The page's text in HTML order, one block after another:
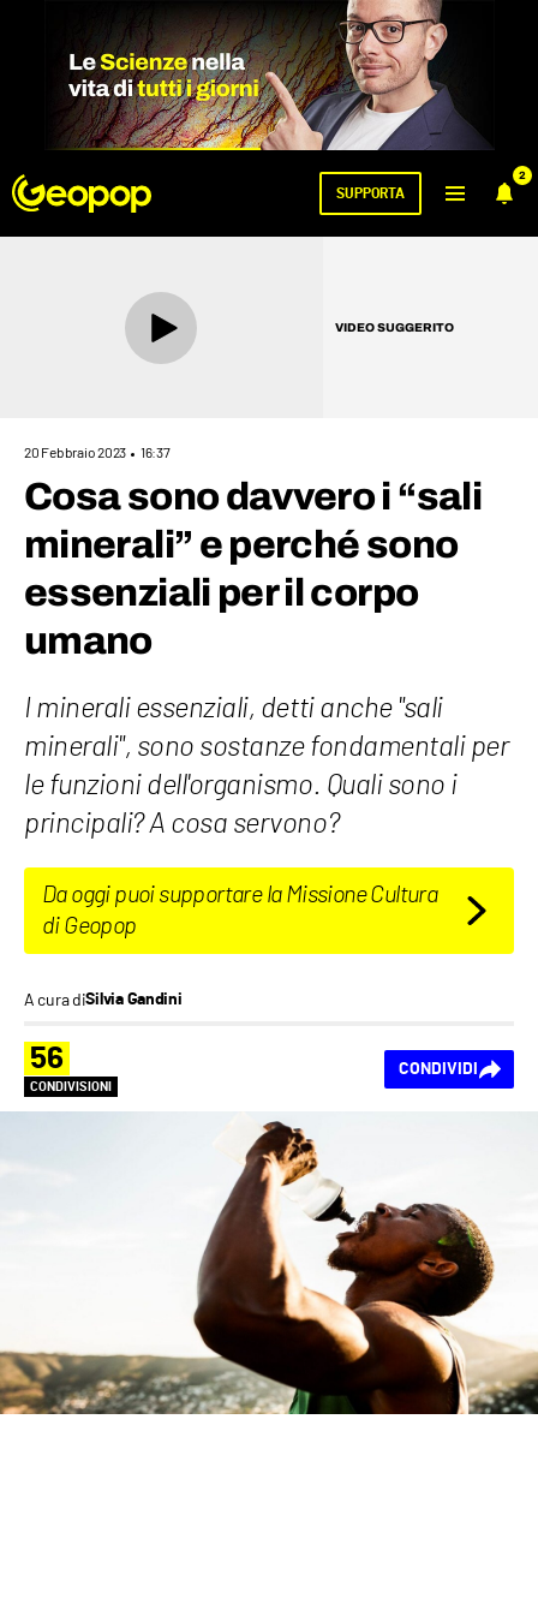
2
SUPPORTA
VIDEO SUGGERITO
20 Febbraio 2023 16:37
Cosa sono davvero i “sali
minerali” e perché sono
essenziali per il corpo
umano
I minerali essenziali, detti anche "sali
minerali", sono sostanze fondamentali per
le funzioni dell'organismo. Quali sono i
principali? A cosa servono?
Da oggi puoi supportare la Missione Cultura
di Geopop
A cura diSilvia Gandini
56
CONDIVISIONI
CONDIVIDI